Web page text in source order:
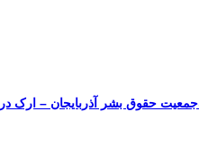
جمعیت حقوق بشر آذربایجان – ارک